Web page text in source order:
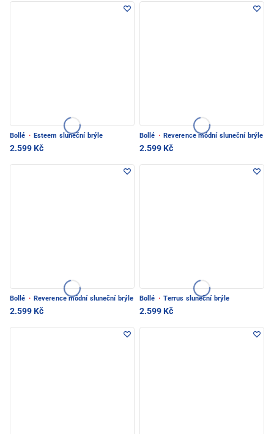
Bollé · Esteem sluneční brýle
2.599 Kč
Bollé · Reverence módní sluneční brýle
2.599 Kč
Bollé · Reverence módní sluneční brýle
2.599 Kč
Bollé · Terrus sluneční brýle
2.599 Kč